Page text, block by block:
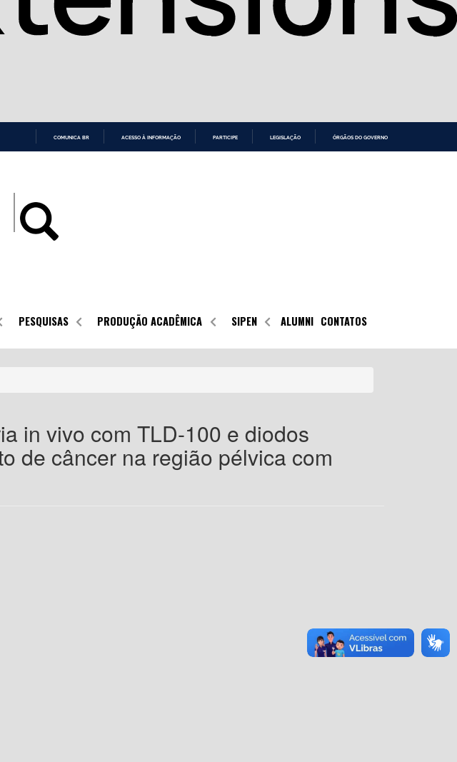
COMUNICA BR ACESSO À INFORMAÇÃO PARTICIPE LEGISLAÇÃO ÓRGÃOS DO GOVERNO
PESQUISAS PRODUÇÃO ACADÊMICA SIPEN ALUMNI CONTATOS
in vivo com TLD-100 e diodos
de câncer na região pélvica com